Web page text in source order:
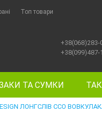
Топ товари
+38(068)283-
+38(099)487-
ТА СУМКИ
ЛОНГСЛІВ ССО